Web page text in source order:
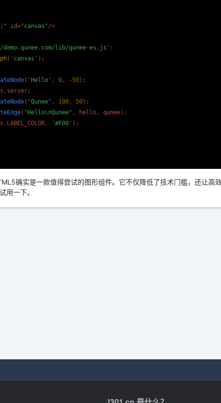
id="canvas"/>
lib/qunee-es.js' ;
( 'canvas' );
( 'Hello' , 0, -50);
. server;
( "Qunee" , 100, 50);
( "Hello\nQunee" , hello, qunee);
. LABEL_COLOR, '#F00'
确实是一款值得尝试的图形组件。它不仅降低了技术门槛，还让高
用一下。